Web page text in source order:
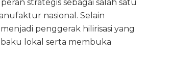
strategis sebagai salah satu
nasional. Selain
penggerak hilirisasi yang
lokal serta membuka